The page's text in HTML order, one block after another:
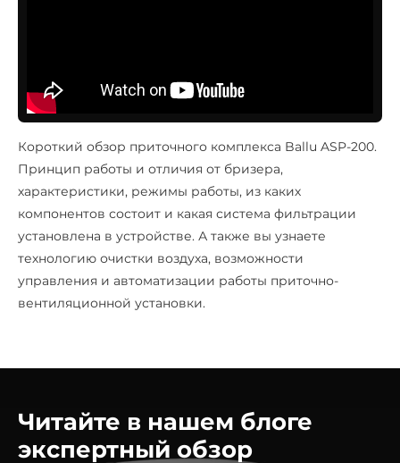
Короткий обзор приточного комплекса Ballu ASP-200.
Принцип работы и отличия от бризера,
характеристики, режимы работы, из каких
компонентов состоит и какая система фильтрации
установлена в устройстве. А также вы узнаете
технологию очистки воздуха, возможности
управления и автоматизации работы приточно-
вентиляционной установки.
Читайте в нашем блоге
экспертный обзор